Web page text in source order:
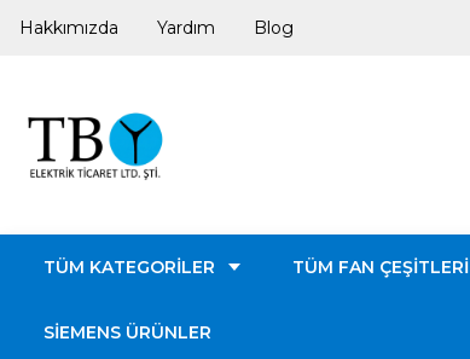
Hakkımızda Yardım Blog
TÜM KATEGORİLER TÜM FAN ÇEŞİTLERİ
SİEMENS ÜRÜNLER